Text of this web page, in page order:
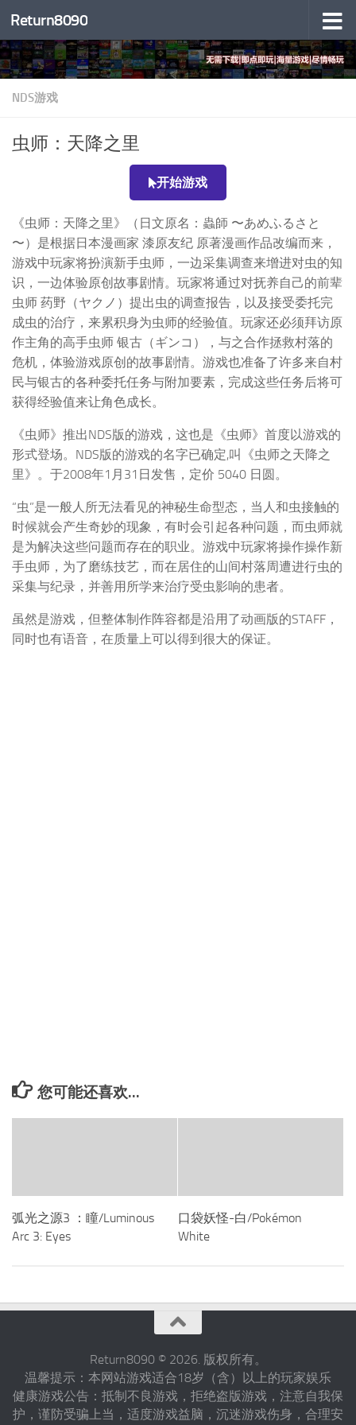
跳至内容
Return8090
NDS游戏
虫师：天降之里
开始游戏
《虫师：天降之里》（日文原名：蟲師 〜あめふるさと
〜）是根据日本漫画家 漆原友纪 原著漫画作品改编而来，
游戏中玩家将扮演新手虫师，一边采集调查来增进对虫的知
识，一边体验原创故事剧情。玩家将通过对抚养自己的前辈
虫师 药野（ヤクノ）提出虫的调查报告，以及接受委托完
成虫的治疗，来累积身为虫师的经验值。玩家还必须拜访原
作主角的高手虫师 银古（ギンコ），与之合作拯救村落的
危机，体验游戏原创的故事剧情。游戏也准备了许多来自村
民与银古的各种委托任务与附加要素，完成这些任务后将可
获得经验值来让角色成长。
《虫师》推出NDS版的游戏，这也是《虫师》首度以游戏的
形式登场。NDS版的游戏的名字已确定,叫《虫师之天降之
里》。于2008年1月31日发售，定价 5040 日圆。
“虫”是一般人所无法看见的神秘生命型态，当人和虫接触的
时候就会产生奇妙的现象，有时会引起各种问题，而虫师就
是为解决这些问题而存在的职业。游戏中玩家将操作操作新
手虫师，为了磨练技艺，而在居住的山间村落周遭进行虫的
采集与纪录，并善用所学来治疗受虫影响的患者。
虽然是游戏，但整体制作阵容都是沿用了动画版的STAFF，
同时也有语音，在质量上可以得到很大的保证。
您可能还喜欢...
弧光之源3 ：瞳/Luminous
Arc 3: Eyes
口袋妖怪-白/Pokémon
White
Return8090 © 2026. 版权所有。
温馨提示：本网站游戏适合18岁（含）以上的玩家娱乐
健康游戏公告：抵制不良游戏，拒绝盗版游戏，注意自我保
护，谨防受骗上当，适度游戏益脑，沉迷游戏伤身，合理安